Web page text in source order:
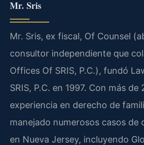
Mr. Sris
Mr. Sris, ex fiscal, Of Counsel
consultor independiente que
Offices Of SRIS, P.C.), fundó
SRIS, P.C. en 1997. Con más de
experiencia en derecho de
manejado numerosos casos de
en Nueva Jersey, incluyendo